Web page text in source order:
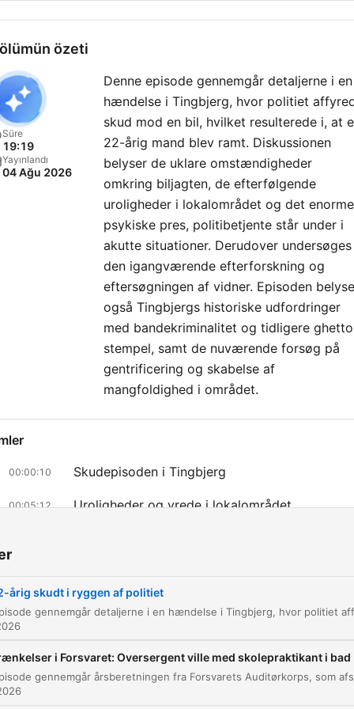
özeti
Süre
19:19
Yayınlandı
04 Ağu 2026
Denne episode gennemgår detaljerne i en
hændelse i Tingbjerg, hvor politiet
skud mod en bil, hvilket resulterede i, at
22-årig mand blev ramt. Diskussionen
belyser de uklare omstændigheder
omkring biljagten, de efterfølgende
uroligheder i lokalområdet og det enorme
psykiske pres, politibetjente står under i
akutte situationer. Derudover undersøges
den igangværende efterforskning og
eftersøgningen af vidner. Episoden
også Tingbjergs historiske udfordringer
med bandekriminalitet og tidligere
stempel, samt de nuværende forsøg på
gentrificering og skabelse af
mangfoldighed i området.
00:00:10 Skudepisoden i Tingbjerg
00:05:12 Uroligheder og vrede i lokalområdet
Efterforskning og vidneoplysninger i Tingbjerg
Doğrudan o ana gitmek için bir bölüme tıklayın
årig skudt i ryggen af politiet
i Forsvaret: Oversergent ville med skolepraktikant i bad